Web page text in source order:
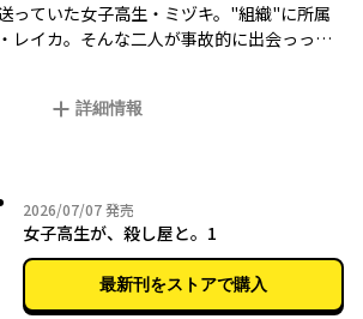
っていた女子高生・ミヅキ。"組織"に所属
レイカ。そんな二人が事故的に出会っって
詳細情報
2026/07/072026年07月07日
発売
女子高生が、殺し屋と。1
最新刊をストアで購入